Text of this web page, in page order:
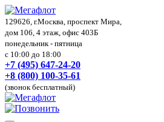
129626, г.Москва, проспект Мира,
дом 106, 4 этаж, офис 403Б
понедельник - пятница
с 10:00 до 18:00
+7 (495) 647-24-20
+8 (800) 100-35-61
(звонок бесплатный)